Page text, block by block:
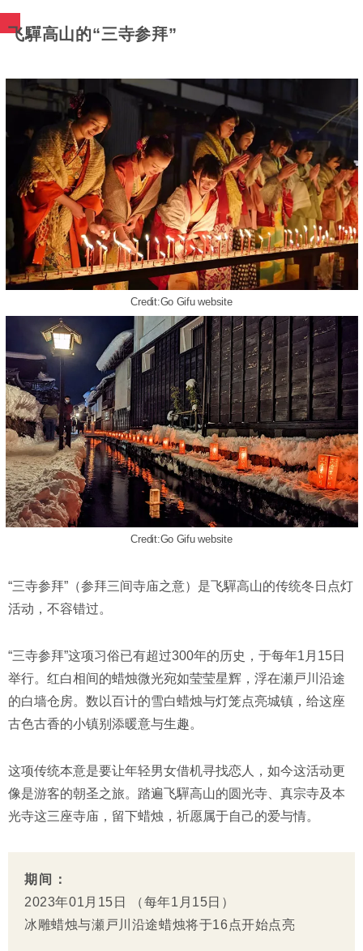
飞驒高山的“三寺参拜”
Credit:Go Gifu website
Credit:Go Gifu website
“三寺参拜”（参拜三间寺庙之意）是飞驒高山的传统冬日点灯
活动，不容错过。
“三寺参拜”这项习俗已有超过300年的历史，于每年1月15日
举行。红白相间的蜡烛微光宛如莹莹星辉，浮在瀬戸川沿途
的白墙仓房。数以百计的雪白蜡烛与灯笼点亮城镇，给这座
古色古香的小镇别添暖意与生趣。
这项传统本意是要让年轻男女借机寻找恋人，如今这活动更
像是游客的朝圣之旅。踏遍飞驒高山的圆光寺、真宗寺及本
光寺这三座寺庙，留下蜡烛，祈愿属于自己的爱与情。
期间：
2023年01月15日 （每年1月15日）
冰雕蜡烛与瀬戸川沿途蜡烛将于16点开始点亮